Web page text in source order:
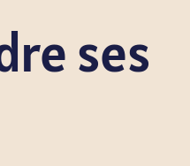
ses